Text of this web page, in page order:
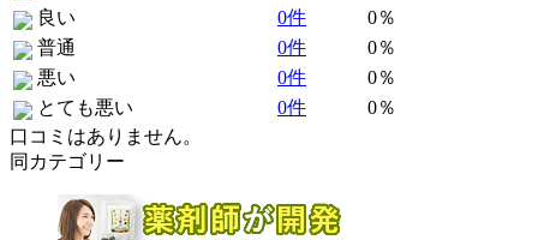
良い
0件
0％
普通
0件
0％
悪い
0件
0％
とても悪い
0件
0％
口コミはありません。
同カテゴリー